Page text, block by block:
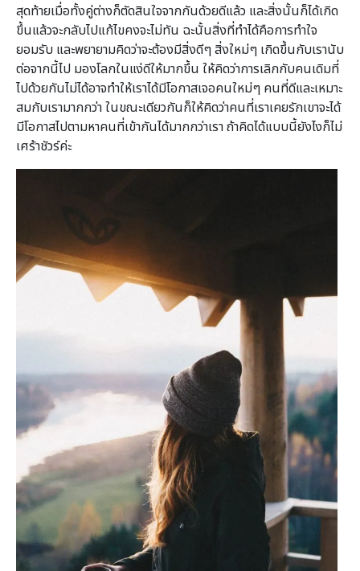
สุดท้ายเมื่อทั้งคู่ต่างก็ตัดสินใจจากกันด้วยดีแล้ว และสิ่งนั้นก็ได้เกิด
ขึ้นแล้วจะกลับไปแก้ไขคงจะไม่ทัน ฉะนั้นสิ่งที่ทำได้คือการทำใจ
ยอมรับ และพยายามคิดว่าจะต้องมีสิ่งดีๆ สิ่งใหม่ๆ เกิดขึ้นกับเรานับ
ต่อจากนี้ไป มองโลกในแง่ดีให้มากขึ้น ให้คิดว่าการเลิกกับคนเดิมที่
ไปด้วยกันไม่ได้อาจทำให้เราได้มีโอกาสเจอคนใหม่ๆ คนที่ดีและเหมาะ
สมกับเรามากกว่า ในขณะเดียวกันก็ให้คิดว่าคนที่เราเคยรักเขาจะได้
มีโอกาสไปตามหาคนที่เข้ากันได้มากกว่าเรา ถ้าคิดได้แบบนี้ยังไงก็ไม่
เศร้าชัวร์ค่ะ